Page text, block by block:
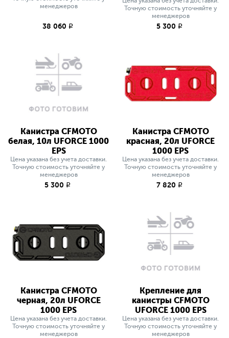
менеджеров
38 060 q
Точную стоимость уточняйте у
менеджеров
5 300 q
Канистра CFMOTO
белая, 10л UFORCE 1000
EPS
Цена указана без учета доставки.
Точную стоимость уточняйте у
менеджеров
5 300 q
Канистра CFMOTO
красная, 20л UFORCE
1000 EPS
Цена указана без учета доставки.
Точную стоимость уточняйте у
менеджеров
7 820 q
Канистра CFMOTO
черная, 20л UFORCE
1000 EPS
Цена указана без учета доставки.
Точную стоимость уточняйте у
менеджеров
Крепление для
канистры CFMOTO
UFORCE 1000 EPS
Цена указана без учета доставки.
Точную стоимость уточняйте у
менеджеров